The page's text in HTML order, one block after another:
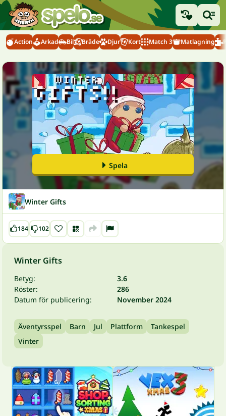
Action Arkad Bil Bräde Djur Kort Match 3 Matlagning
Spela
Winter Gifts
184 102
Winter Gifts
Betyg:
3.6
Röster:
286
Datum för publicering:
November 2024
Äventyrsspel Barn Jul Plattform
Tankespel
Vinter